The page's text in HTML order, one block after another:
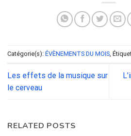
Catégorie(s): ÉVÈNEMENTS DU MOIS ,
Les effets de la musique sur
le cerveau
RELATED POSTS